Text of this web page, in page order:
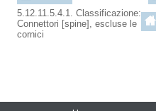
5.12.11.5.4.1. Classificazione:
Connettori [spine], escluse le
cornici